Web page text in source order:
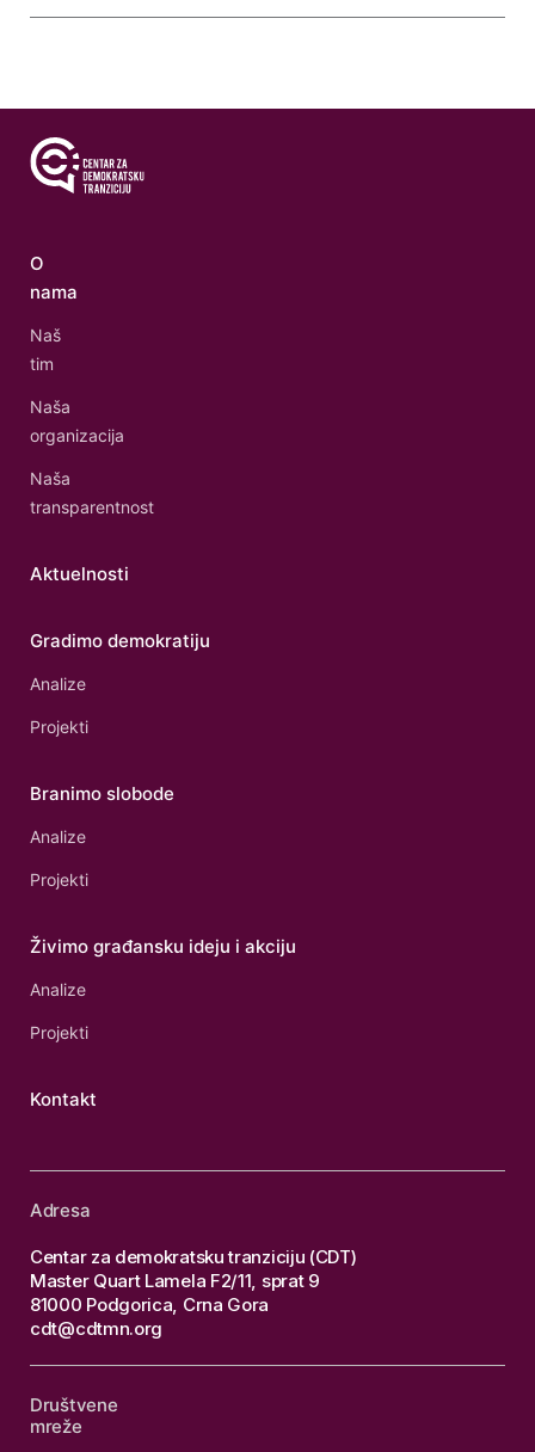
O
nama
Naš
tim
Naša
organizacija
Naša
transparentnost
Aktuelnosti
Gradimo demokratiju
Analize
Projekti
Branimo slobode
Analize
Projekti
Živimo građansku ideju i akciju
Analize
Projekti
Kontakt
Adresa
Centar za demokratsku tranziciju (CDT)
Master Quart Lamela F2/11, sprat 9
81000 Podgorica, Crna Gora
cdt@cdtmn.org
Društvene
mreže